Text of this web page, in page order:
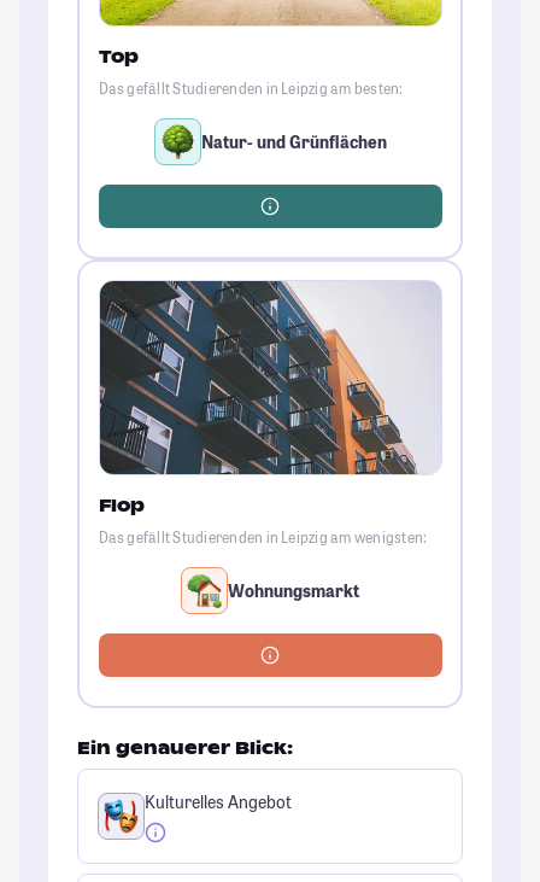
Top
Das gefällt Studierenden in Leipzig am besten:
Natur- und Grünflächen
Flop
Das gefällt Studierenden in Leipzig am wenigsten:
Wohnungsmarkt
Ein genauerer Blick:
Kulturelles Angebot